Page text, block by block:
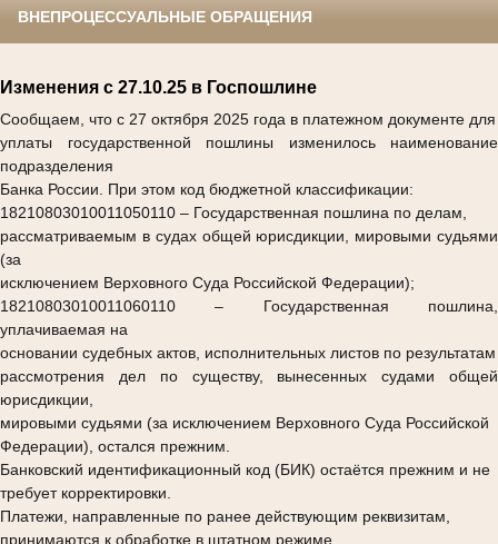
ВНЕПРОЦЕССУАЛЬНЫЕ ОБРАЩЕНИЯ
Изменения с 27.10.25 в Госпошлине
Сообщаем, что с 27 октября 2025 года в платежном документе для
уплаты государственной пошлины изменилось наименование
подразделения
Банка России. При этом код бюджетной классификации:
18210803010011050110 – Государственная пошлина по делам,
рассматриваемым в судах общей юрисдикции, мировыми судьями
(за
исключением Верховного Суда Российской Федерации);
18210803010011060110 – Государственная пошлина,
уплачиваемая на
основании судебных актов, исполнительных листов по результатам
рассмотрения дел по существу, вынесенных судами общей
юрисдикции,
мировыми судьями (за исключением Верховного Суда Российской
Федерации), остался прежним.
Банковский идентификационный код (БИК) остаётся прежним и не
требует корректировки.
Платежи, направленные по ранее действующим реквизитам,
принимаются к обработке в штатном режиме.